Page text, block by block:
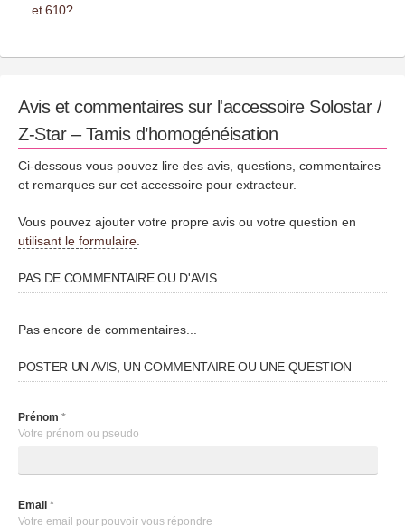
et 610?
Avis et commentaires sur l'accessoire Solostar /
Z-Star – Tamis d’homogénéisation
Ci-dessous vous pouvez lire des avis, questions, commentaires
et remarques sur cet accessoire pour extracteur.
Vous pouvez ajouter votre propre avis ou votre question en
utilisant le formulaire.
PAS DE COMMENTAIRE OU D'AVIS
Pas encore de commentaires...
POSTER UN AVIS, UN COMMENTAIRE OU UNE QUESTION
Prénom *
Votre prénom ou pseudo
Email *
Votre email pour pouvoir vous répondre